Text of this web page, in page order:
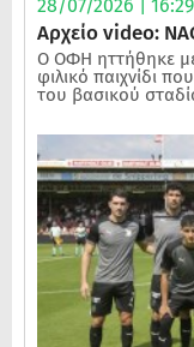
28/07/2026 | 16:29
Αρχείο video:
Ο ΟΦΗ ηττήθηκε
φιλικό παιχνίδι
του βασικού